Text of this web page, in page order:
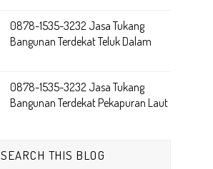
0878-1535-3232 Jasa Tukang
Bangunan Terdekat Teluk Dalam
0878-1535-3232 Jasa Tukang
Bangunan Terdekat Pekapuran Laut
SEARCH THIS BLOG